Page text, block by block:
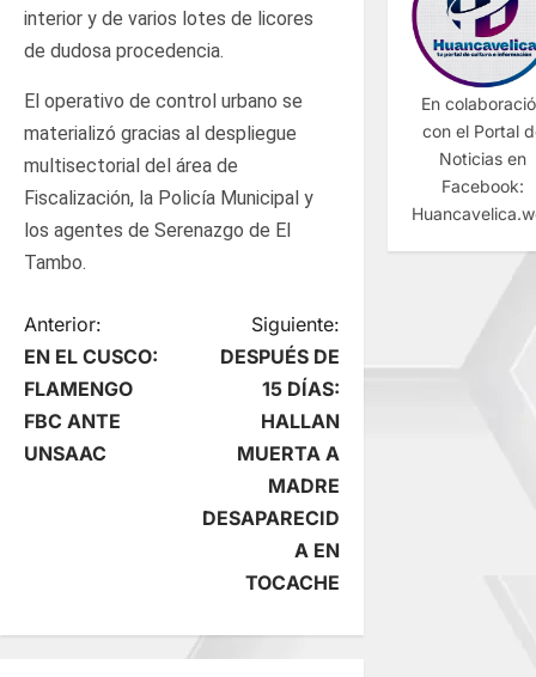
interior y de varios lotes de licores
de dudosa procedencia.
El operativo de control urbano se
materializó gracias al despliegue
multisectorial del área de
Fiscalización, la Policía Municipal y
los agentes de Serenazgo de El
Tambo.
N
a
v
Anterior:
EN EL CUSCO:
FLAMENGO
FBC ANTE
UNSAAC
Siguiente:
DESPUÉS DE
15 DÍAS:
HALLAN
MUERTA A
MADRE
DESAPARECID
A EN
TOCACHE
En
con el Portal
Noticias en
Facebook: